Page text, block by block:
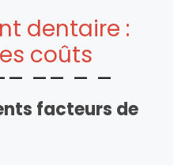
dentaire :
coûts
facteurs de